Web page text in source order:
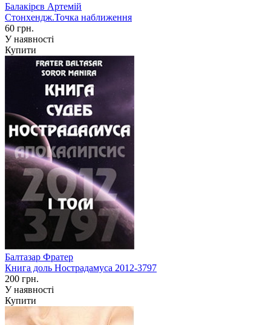
Балакірєв Артемій
Стонхендж.Точка наближення
60 грн.
У наявності
Купити
Балтазар Фратер
Книга доль Нострадамуса 2012-3797
200 грн.
У наявності
Купити